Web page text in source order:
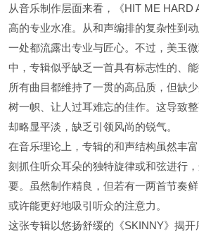
从音乐制作层面来看，《HIT ME HARD
高的专业水准。从和声编排的复杂性到
一处都流露出专业与匠心。不过，美玉
中，专辑似乎缺乏一首具有标志性的、
所有曲目都维持了一贯的高品质，但缺
树一帜、让人过耳难忘的佳作。这导致
却略显平淡，缺乏引领风尚的锐气。
在音乐理论上，专辑的和声结构虽然丰
刻抓住听众耳朵的独特旋律或和弦进行
要。虽然制作精良，但若有一两首节奏
或许能更好地吸引听众的注意力。
这张专辑以悠扬舒缓的《SKINNY》揭